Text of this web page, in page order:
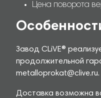
Цена поворота
Завод CLiVE®
продолжительной
metalloprokat@clive.ru.
Доставка возможна